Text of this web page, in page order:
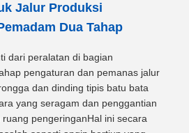
Jalur Produksi
Dua Tahap
dari peralatan di bagian
pengaturan dan pemanas jalur
dan dinding tipis batu bata
yang seragam dan penggantian
pengeringanHal ini secara